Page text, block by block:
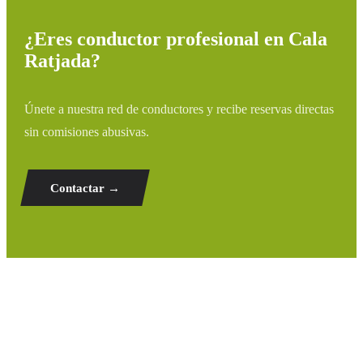
¿Eres conductor profesional en Cala
Ratjada?
Únete a nuestra red de conductores y recibe reservas directas
sin comisiones abusivas.
Contactar →